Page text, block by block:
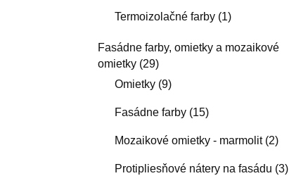
Termoizolačné farby (1)
Fasádne farby, omietky a mozaikové
omietky (29)
Omietky (9)
Fasádne farby (15)
Mozaikové omietky - marmolit (2)
Protipliesňové nátery na fasádu (3)